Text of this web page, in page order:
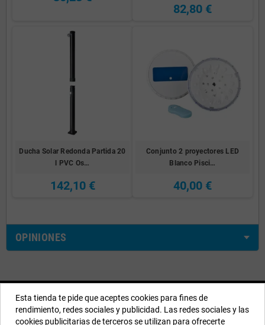
82,80 €
Ducha Solar Redonda Partida 20
l PVC Os…
142,10 €
Conjunto 2 proyectores LED
Blanco Pisci…
40,00 €
OPINIONES
Nuestros Datos
EYAROC COMPANY SL (ESB06590913)
Esta tienda te pide que aceptes cookies para fines de
rendimiento, redes sociales y publicidad. Las redes sociales y las
cookies publicitarias de terceros se utilizan para ofrecerte